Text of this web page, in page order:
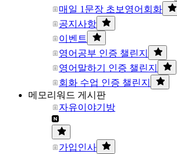
매일 1문장 초보영어회화
공지사항
이벤트
영어공부 인증 챌린지
영어말하기 인증 챌린지
회화 수업 인증 챌린지
메모리워드 게시판
자유이야기방
가입인사